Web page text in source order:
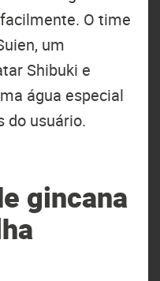
O time
um
Shibuki e
água especial
do usuário.
gincana